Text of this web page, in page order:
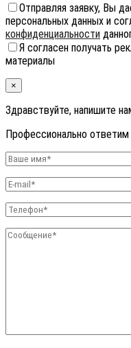
Отправляя заявку, Вы
персональных данных и
конфиденциальности
Я согласен получать
материалы
×
Здравствуйте, напишите
Профессионально